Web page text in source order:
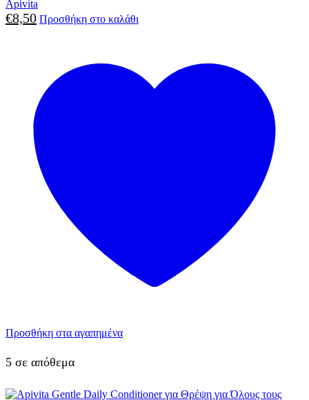
Apivita
€8,50 Προσθήκη στο καλάθι
Προσθήκη στα αγαπημένα
5 σε απόθεμα